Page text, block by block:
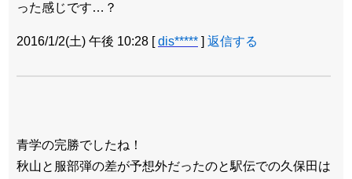
った感じです…？
2016/1/2(土) 午後 10:28 [dis***** ] 返信する
青学の完勝でしたね！
秋山と服部弾の差が予想外だったのと駅伝での久保田は